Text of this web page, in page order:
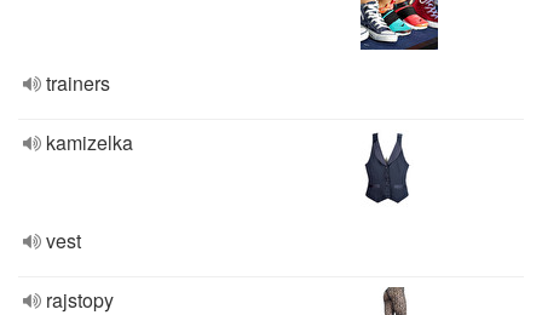
trainers
kamizelka
vest
rajstopy